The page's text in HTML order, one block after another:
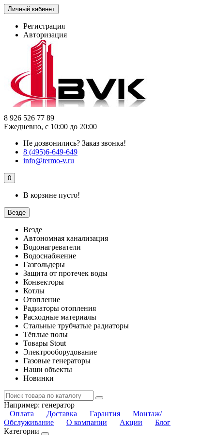
Личный кабинет
Регистрация
Авторизация
8 926 526 77 89
Ежедневно, с 10:00 до 20:00
Не дозвонились? Заказ звонка!
8 (495)6-649-649
info@termo-v.ru
0
В корзине пусто!
Везде
Везде
Автономная канализация
Водонагреватели
Водоснабжение
Газгольдеры
Защита от протечек воды
Конвекторы
Котлы
Отопление
Радиаторы отопления
Расходные материалы
Стальные трубчатые радиаторы
Тёплые полы
Товары Stout
Электрооборудование
Газовые генераторы
Наши объекты
Новинки
Например: генератор
Оплата
Доставка Гарантия
Монтаж/
Обслуживание
О компании Акции
Блог
Категории